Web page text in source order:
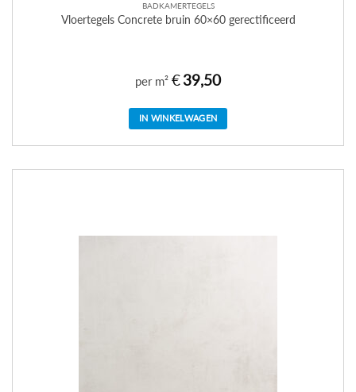
BADKAMERTEGELS
Vloertegels Concrete bruin 60×60 gerectificeerd
per m² €39,50
IN WINKELWAGEN